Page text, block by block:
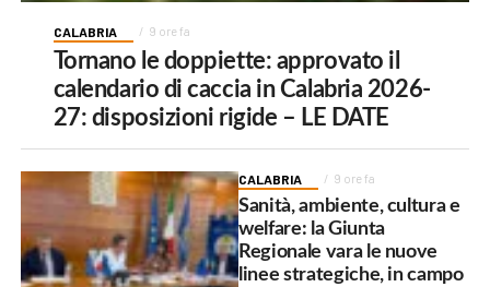
CALABRIA 9 ore fa
Tornano le doppiette: approvato il
calendario di caccia in Calabria 2026-
27: disposizioni rigide – LE DATE
CALABRIA 9 ore fa
Sanità, ambiente, cultura e
welfare: la Giunta
Regionale vara le nuove
linee strategiche, in campo